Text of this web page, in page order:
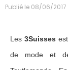
o
Publié le 08/06/2017
Les3Suisses
de mode et